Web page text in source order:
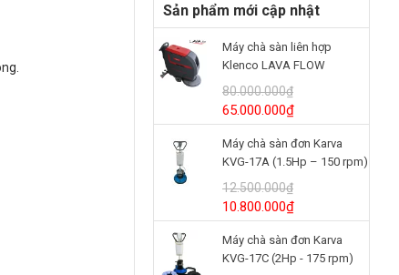
Sản phẩm mới cập nhật
Máy chà sàn liên hợp
Klenco LAVA FLOW
(24V/125Ah)
80.000.000₫
Giá
gốc
là:
80.000.000₫.
65.000.000₫Giá
hiện
tại
là:
Máy chà sàn đơn Karva
KVG-17A (1.5Hp – 150 rpm)
12.500.000₫
Giá
gốc
là:
12.500.000₫.
10.800.000₫Giá
hiện
tại
là:
Máy chà sàn đơn Karva
KVG-17C (2Hp - 175 rpm)